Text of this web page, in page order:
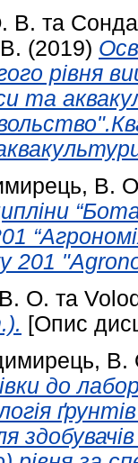
В. та
(2019)
рівня
та
В.
201
О. та
[Опис
В.
до